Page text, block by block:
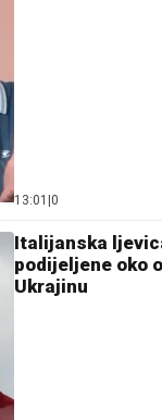
13:01 0
Italijanska
podijeljene oko
Ukrajinu